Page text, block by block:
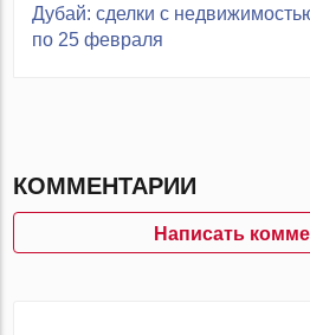
Дубай: сделки с
по 25 февраля
КОММЕНТАРИИ
Написать